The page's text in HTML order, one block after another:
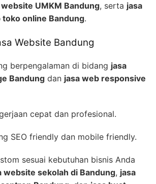
UMKM Bandung, serta jasa
online Bandung.
Website Bandung
berpengalaman di bidang jasa
Bandung dan jasa web responsive
cepat dan profesional.
SEO friendly dan mobile friendly.
sesuai kebutuhan bisnis Anda
website sekolah di Bandung, jasa